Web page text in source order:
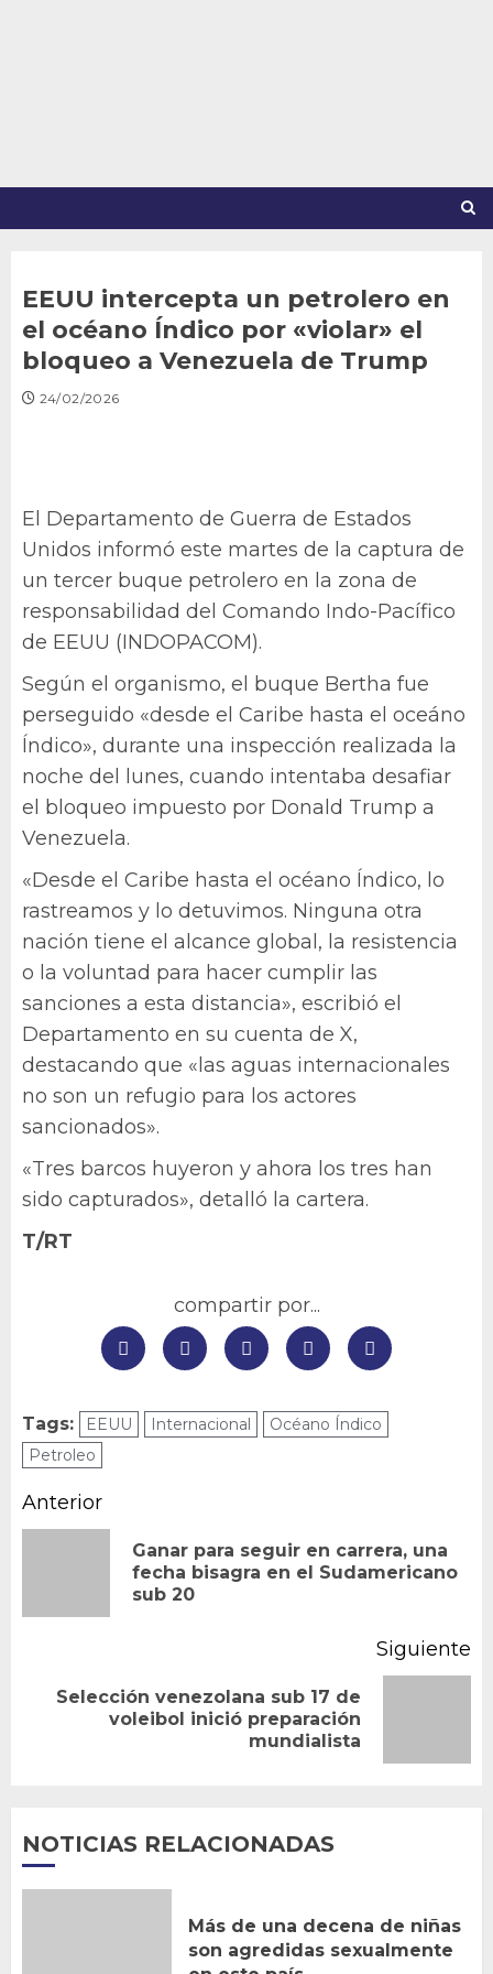
EEUU intercepta un petrolero en
el océano Índico por «violar» el
bloqueo a Venezuela de Trump
24/02/2026
El Departamento de Guerra de Estados
Unidos informó este martes de la captura de
un tercer buque petrolero en la zona de
responsabilidad del Comando Indo-Pacífico
de EEUU (INDOPACOM).
Según el organismo, el buque Bertha fue
perseguido «desde el Caribe hasta el oceáno
Índico», durante una inspección realizada la
noche del lunes, cuando intentaba desafiar
el bloqueo impuesto por Donald Trump a
Venezuela.
«Desde el Caribe hasta el océano Índico, lo
rastreamos y lo detuvimos. Ninguna otra
nación tiene el alcance global, la resistencia
o la voluntad para hacer cumplir las
sanciones a esta distancia», escribió el
Departamento en su cuenta de X,
destacando que «las aguas internacionales
no son un refugio para los actores
sancionados».
«Tres barcos huyeron y ahora los tres han
sido capturados», detalló la cartera.
T/RT
compartir por...
Tags: EEUU Internacional
Océano Índico
Petroleo
Navegación
entradas
Anterior
Ganar para seguir en carrera, una
fecha bisagra en el Sudamericano
sub 20
Siguiente
Siguiente
Selección venezolana sub 17 de
voleibol inició preparación
mundialista
NOTICIAS RELACIONADAS
Más de una decena de niñas
son agredidas sexualmente